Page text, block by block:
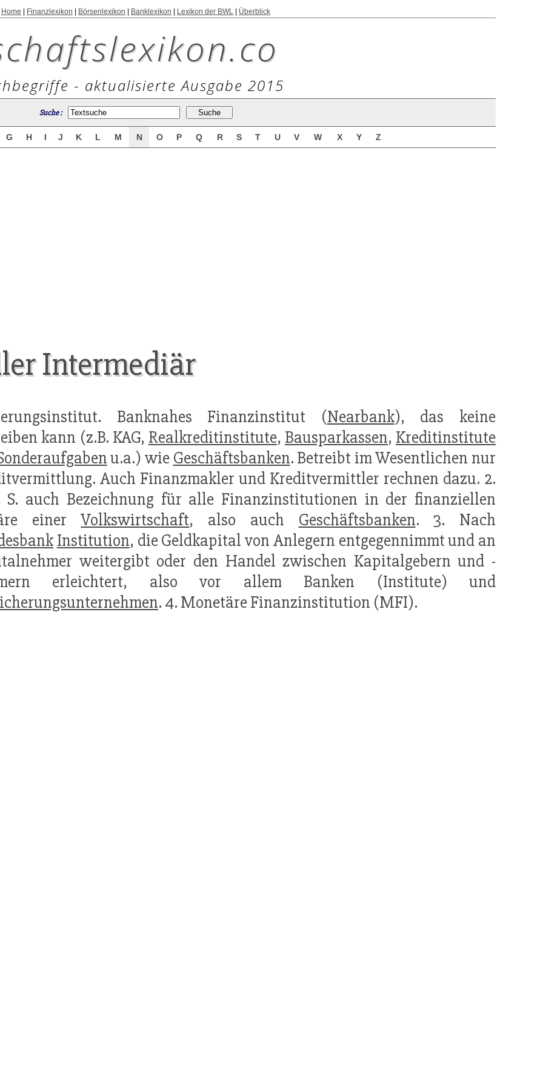
Home Finanzlexikon Börsenlexikon Banklexikon Lexikon der BWL Überblick
- aktualisierte Ausgabe 2015
Suche :
G H I J K L M N O P Q R S T U V W X Y Z
Intermediär
Banknahes Finanzinstitut (Nearbank), das keine
kann (z.B. KAG, Realkreditinstitute, Bausparkassen, Kreditinstitute
u.a.) wie Geschäftsbanken. Betreibt im Wesentlichen nur
Auch Finanzmakler und Kreditvermittler rechnen dazu. 2.
S. auch Bezeichnung für alle Finanzinstitutionen in der finanziellen
einerVolkswirtschaft, also auch Geschäftsbanken. 3. Nach
Institution, die Geldkapital von Anlegern entgegennimmt und an
weitergibt oder den Handel zwischen Kapitalgebern und -
erleichtert, also vor allem Banken (Institute) und
. 4. Monetäre Finanzinstitution (MFI).